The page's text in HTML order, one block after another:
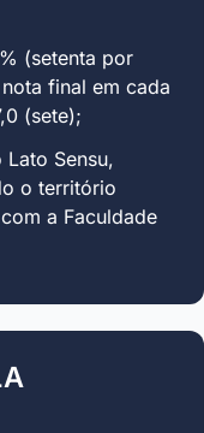
(setenta por
final em cada
(sete);
Sensu,
o território
a Faculdade